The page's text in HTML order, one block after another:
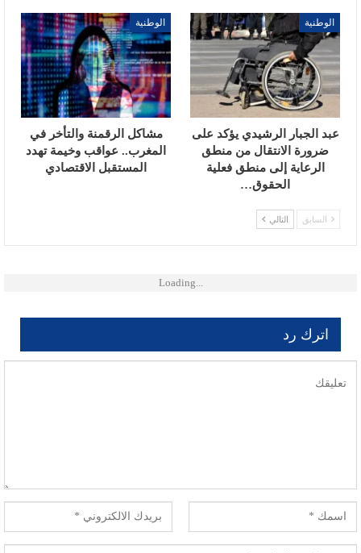
الوطنية
عبد الجبار الرشيدي يؤكد على
ضرورة الانتقال من منطق
الرعاية إلى منطق فعلية
الحقوق…
الوطنية
مشاكل الرقمنة والتأخر في
المغرب.. عواقب وخيمة تهدد
المستقبل الاقتصادي
السابق التالي
Loading...
اترك رد